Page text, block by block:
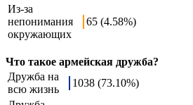
Из-за
непонимания
окружающих
65 (4.58%)
Что такое армейская дружба?
Дружба на
всю жизнь
1038 (73.10%)